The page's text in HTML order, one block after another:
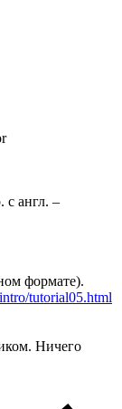
с англ. –
формате).
tutorial05.html
Ничего